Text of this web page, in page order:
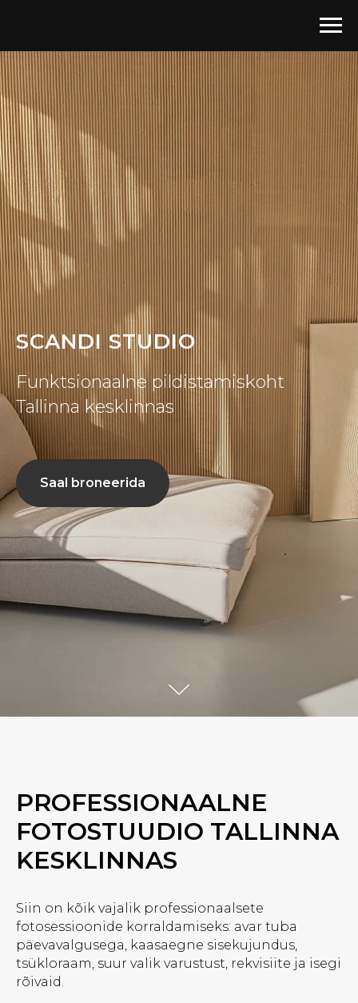
SCANDI STUDIO
Funktsionaalne pildistamiskoht
Tallinna kesklinnas
Saal broneerida
PROFESSIONAALNE
FOTOSTUUDIO TALLINNA
KESKLINNAS
Siin on kõik vajalik professionaalsete
fotosessioonide korraldamiseks: avar tuba
päevavalgusega, kaasaegne sisekujundus,
tsükloraam, suur valik varustust, rekvisiite ja isegi
rõivaid.